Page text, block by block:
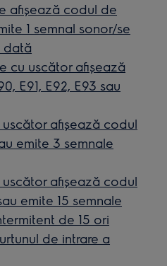
afișează codul de
1 semnal sonor/se
dată
cu uscător afișează
E91, E92, E93 sau
afişează codul
emite 3 semnale
afișează codul
emite 15 semnale
de 15 ori
de intrare a